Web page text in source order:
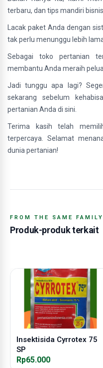
terbaru, dan tips mandiri
Lacak paket Anda dengan
tak perlu menunggu lebih
Sebagai toko pertanian
membantu Anda meraih
Jadi tunggu apa lagi?
sekarang sebelum
pertanian Anda di sini.
Terima kasih telah
terpercaya. Selamat
dunia pertanian!
FROM THE SAME FAMILY
Produk-produk terkait
Insektisida Cyrrotex 75
SP
Rp65.000